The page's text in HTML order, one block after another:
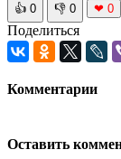
👍 0 👎 0 ❤ 0
Поделиться
Комментарии
Оставить